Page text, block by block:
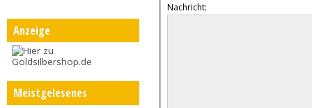
Anzeige
Meistgelesenes
Nachricht: